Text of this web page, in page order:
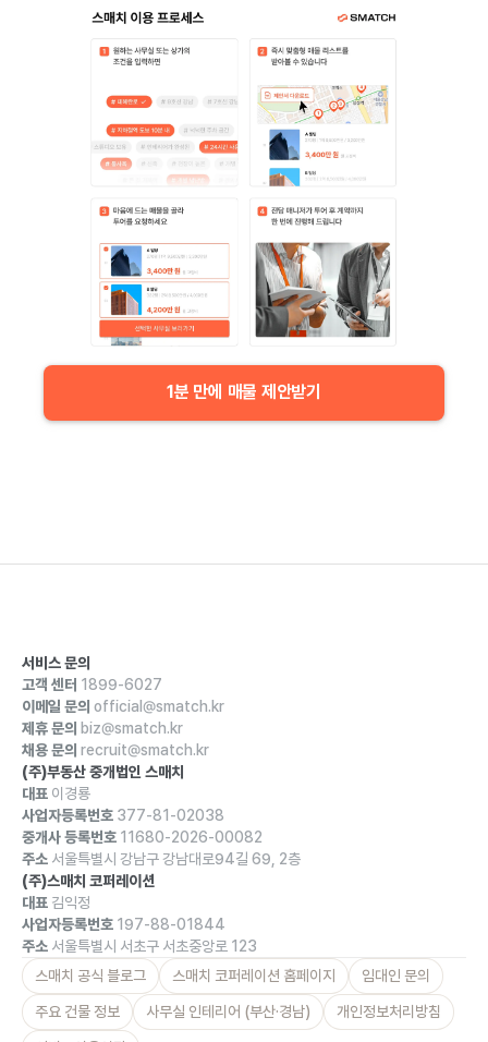
1분 만에 매물 제안받기
서비스 문의
고객 센터 1899-6027
이메일 문의 official@smatch.kr
제휴 문의 biz@smatch.kr
채용 문의 recruit@smatch.kr
(주)부동산 중개법인 스매치
대표 이경룡
사업자등록번호 377-81-02038
중개사 등록번호 11680-2026-00082
주소 서울특별시 강남구 강남대로94길 69, 2층
(주)스매치 코퍼레이션
대표 김익정
사업자등록번호 197-88-01844
주소 서울특별시 서초구 서초중앙로 123
스매치 공식 블로그
스매치 코퍼레이션 홈페이지 임대인 문의
주요 건물 정보 사무실 인테리어 (부산·경남) 개인정보처리방침